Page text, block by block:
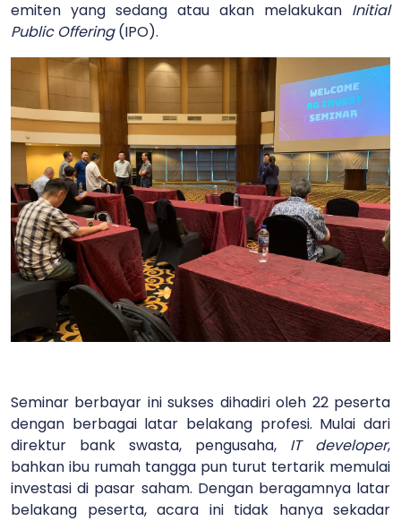
emiten yang sedang atau akan melakukan Initial
Public Offering(IPO).
Seminar berbayar ini sukses dihadiri oleh 22 peserta
dengan berbagai latar belakang profesi. Mulai dari
direktur bank swasta, pengusaha, IT developer,
bahkan ibu rumah tangga pun turut tertarik memulai
investasi di pasar saham. Dengan beragamnya latar
belakang peserta, acara ini tidak hanya sekadar